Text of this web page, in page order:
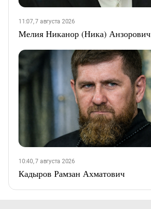
11:07, 7 августа 2026
Мелия Никанор (Ника) Анзорович
10:40, 7 августа 2026
Кадыров Рамзан Ахматович